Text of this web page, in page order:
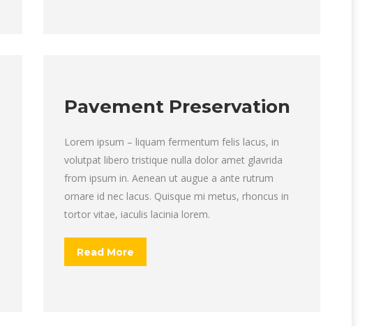
Pavement Preservation
Lorem ipsum – liquam fermentum felis lacus, in
volutpat libero tristique nulla dolor amet glavrida
from ipsum in. Aenean ut augue a ante rutrum
ornare id nec lacus. Quisque mi metus, rhoncus in
tortor vitae, iaculis lacinia lorem.
Read More